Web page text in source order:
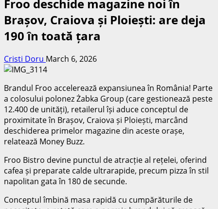
Froo deschide magazine noi în
Brașov, Craiova și Ploiești: are deja
190 în toată țara
Cristi Doru March 6, 2026
Brandul Froo accelerează expansiunea în România! Parte
a colosului polonez Żabka Group (care gestionează peste
12.400 de unități), retailerul își aduce conceptul de
proximitate în Brașov, Craiova și Ploiești, marcând
deschiderea primelor magazine din aceste orașe,
relatează Money Buzz.
Froo Bistro devine punctul de atracție al rețelei, oferind
cafea și preparate calde ultrarapide, precum pizza în stil
napolitan gata în 180 de secunde.
Conceptul îmbină masa rapidă cu cumpărăturile de